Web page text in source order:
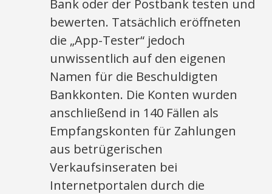
Bank oder der Postbank testen und
bewerten. Tatsächlich eröffneten
die „App-Tester“ jedoch
unwissentlich auf den eigenen
Namen für die Beschuldigten
Bankkonten. Die Konten wurden
anschließend in 140 Fällen als
Empfangskonten für Zahlungen
aus betrügerischen
Verkaufsinseraten bei
Internetportalen durch die